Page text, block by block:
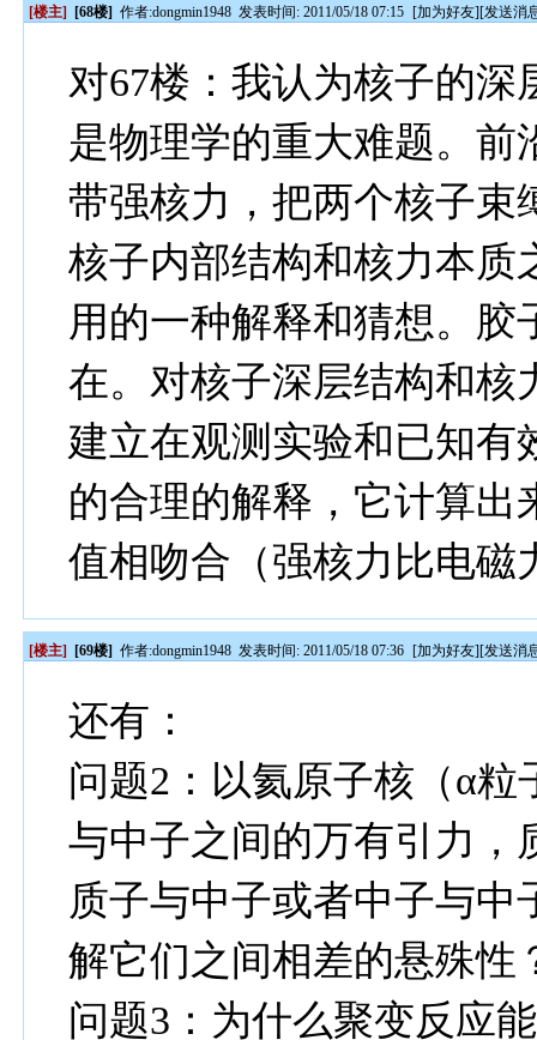
[楼主] [68楼] 作者:dongmin1948 发表时间: 2011/05/18 07:15 [加为好友][发送消
对67楼：我认为核子的
是物理学的重大难题。前
带强核力，把两个核子束
核子内部结构和核力本质
用的一种解释和猜想。
在。对核子深层结构和核
建立在观测实验和已知有
的合理的解释，它计算出
值相吻合（强核力比电磁
[楼主] [69楼] 作者:dongmin1948 发表时间: 2011/05/18 07:36 [加为好友][发送消
还有：
问题2：以氦原子核（α
与中子之间的万有引力，
质子与中子或者中子与
解它们之间相差的悬殊性
问题3：为什么聚变反应